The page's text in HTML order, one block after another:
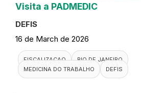
Visita a PADMEDIC
DEFIS
16 de March de 2026
FISCALIZACAO
RIO DE JANEIRO
MEDICINA DO TRABALHO
DEFIS